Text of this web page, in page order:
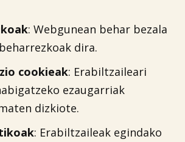
: Webgunean behar bezala
dira.
cookieak: Erabiltzaileari
ezaugarriak
dizkiote.
: Erabiltzaileak egindako